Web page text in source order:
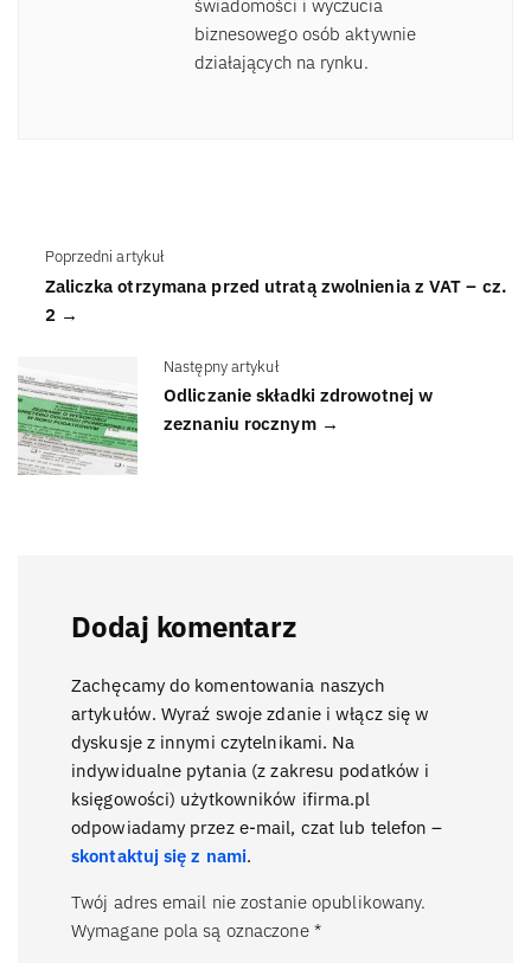
świadomości i wyczucia
biznesowego osób aktywnie
działających na rynku.
Poprzedni artykuł
Zaliczka otrzymana przed utratą zwolnienia z VAT – cz.
2 →
Następny artykuł
Odliczanie składki zdrowotnej w
zeznaniu rocznym →
Dodaj komentarz
Zachęcamy do komentowania naszych
artykułów. Wyraź swoje zdanie i włącz się w
dyskusje z innymi czytelnikami. Na
indywidualne pytania (z zakresu podatków i
księgowości) użytkowników ifirma.pl
odpowiadamy przez e-mail, czat lub telefon –
skontaktuj się z nami.
Twój adres email nie zostanie opublikowany.
Wymagane pola są oznaczone *